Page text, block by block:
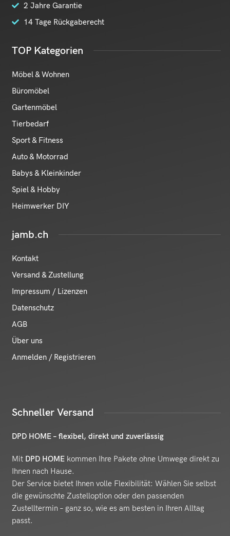
2 Jahre Garantie
14 Tage Rückgaberecht
TOP Kategorien
Möbel & Wohnen
Büromöbel
Gartenmöbel
Tierbedarf
Sport & Fitness
Auto & Motorrad
Babys & Kleinkinder
Spiel & Hobby
Heimwerker DIY
jamb.ch
Kontakt
Versand & Zustellung
Impressum / Lizenzen
Datenschutz
AGB
Über uns
Anmelden / Registrieren
Schneller Versand
DPD HOME – flexibel, direkt und zuverlässig
Mit DPD HOME kommen Ihre Pakete ohne Umwege direkt zu
Ihnen nach Hause.
Der Service bietet Ihnen volle Flexibilität: Wählen Sie selbst
die gewünschte Zustelloption oder den passenden
Zustelltermin – ganz so, wie es am besten in Ihren Alltag
passt.